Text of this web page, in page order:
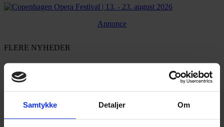
Samtykke Detaljer Om
Annonce
FLERE NYHEDER